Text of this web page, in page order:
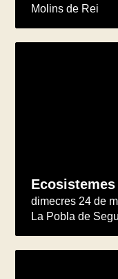
Molins de Rei
dimecres 24 de
La Pobla de